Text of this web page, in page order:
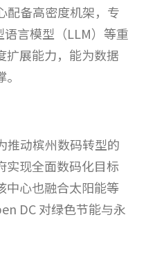
配备高密度机架，专
言模型（LLM）等重
扩展能力，能为数据
推动槟州数码转型的
实现全面数码化目标
中心也融合太阳能等
DC 对绿色节能与永